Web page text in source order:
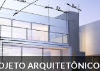
ARQUITETÔNICO